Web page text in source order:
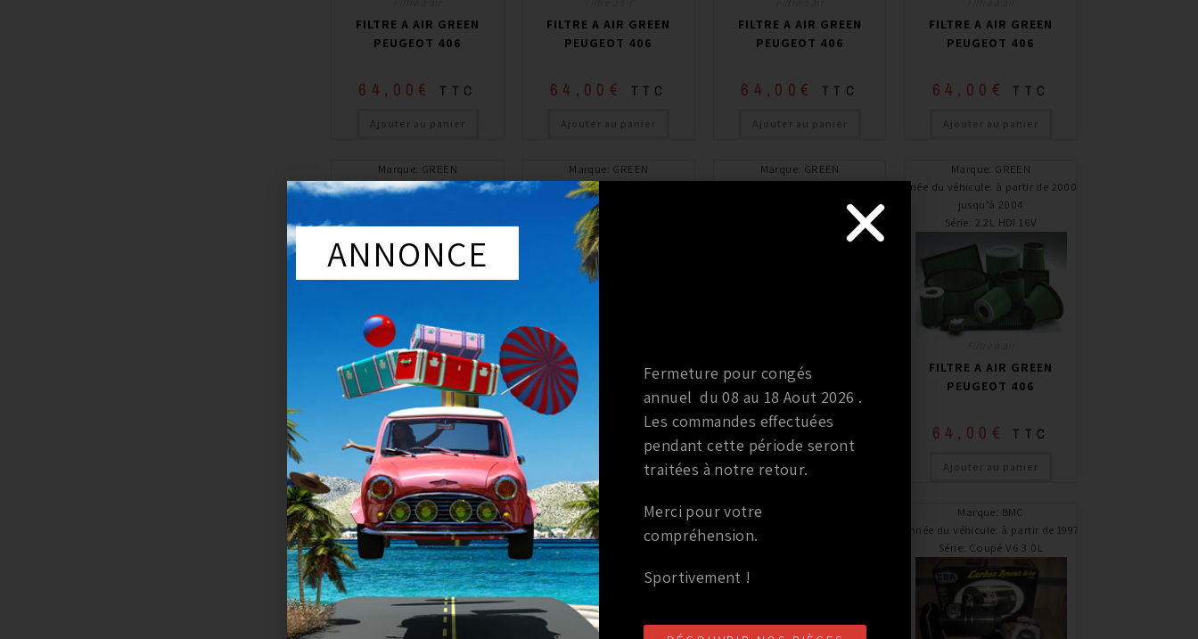
FILTRE A AIR GREEN
PEUGEOT 406
64,00 € TTC
Ajouter au panier
FILTRE A AIR GREEN
PEUGEOT 406
64,00 € TTC
Ajouter au panier
FILTRE A AIR GREEN
PEUGEOT 406
64,00 € TTC
Ajouter au panier
FILTRE A AIR GREEN
PEUGEOT 406
64,00 € TTC
Ajouter au panier
Marque: GREEN
Année du véhicule:à partir de 2000 /
Filtre à air
FILTRE A AIR GREEN
PEUGEOT 406
64,00€ TTC
Ajouter au panier
Marque: GREEN
Année du véhicule
jusqu’à 2004
Série:2.0L i 16V HPI
FILTRE A AIR GREEN
PEUGEOT 406
Ajouter au panier
Marque: GREEN
FILTRE A AIR GREEN
PEUGEOT 406
64,00€
Ajouter au panier
Marque: GREEN
Année du véhicule: à partir de 2000 /
jusqu’à 2004
Série: 2.2L HDI 16V
FILTRE A AIR GREEN
PEUGEOT 406
64,00 € TTC
Ajouter au panier
Marque:GREEN
Année du véhicule:à partir de 2000 /
jusqu’à 2004
Série:2.2L i 16V
Marque
GREEN
Année du véhicule
à partir de 1996 /
jusqu’à 2000
Série:Coupé V6 3.0L
Marque
Année du véhicule
Marque: BMC
Année du véhicule: à partir de 1997
Série: Coupé V6 3.0L
ANNONCE
Fermeture pour congés
annuel du 08 au 18 Aout 2026 .
Les commandes effectuées
pendant cette période seront
traitées à notre retour.
Merci pour votre
compréhension.
Sportivement !